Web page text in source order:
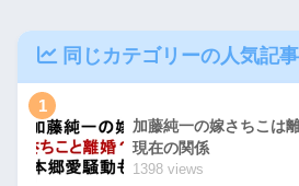
同じカテゴリーの人気記事
1
加藤純一の嫁さちこは
現在の関係
1398 views